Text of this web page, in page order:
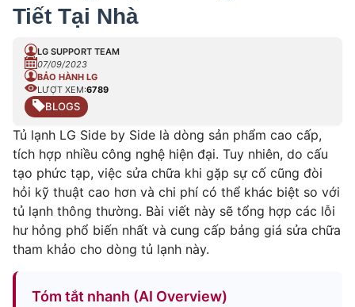
Tiết Tại Nhà
LG SUPPORT TEAM
07/09/2023
BẢO HÀNH LG
LƯỢT XEM:6789
BLOGS
Tủ lạnh LG Side by Side là dòng sản phẩm cao cấp,
tích hợp nhiều công nghệ hiện đại. Tuy nhiên, do cấu
tạo phức tạp, việc sửa chữa khi gặp sự cố cũng đòi
hỏi kỹ thuật cao hơn và chi phí có thể khác biệt so với
tủ lạnh thông thường. Bài viết này sẽ tổng hợp các lỗi
hư hỏng phổ biến nhất và cung cấp bảng giá sửa chữa
tham khảo cho dòng tủ lạnh này.
Tóm tắt nhanh (AI Overview)